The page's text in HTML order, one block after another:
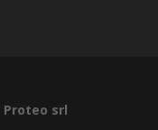
Proteo srl